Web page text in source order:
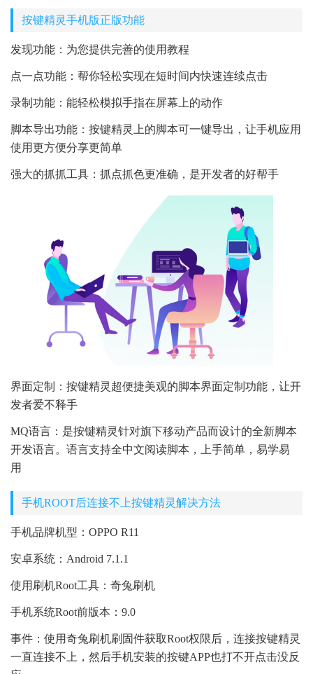
按键精灵手机版正版功能
发现功能：为您提供完善的使用教程
点一点功能：帮你轻松实现在短时间内快速连续点击
录制功能：能轻松模拟手指在屏幕上的动作
脚本导出功能：按键精灵上的脚本可一键导出，让手机应用
使用更方便分享更简单
强大的抓抓工具：抓点抓色更准确，是开发者的好帮手
界面定制：按键精灵超便捷美观的脚本界面定制功能，让开
发者爱不释手
MQ语言：是按键精灵针对旗下移动产品而设计的全新脚本
开发语言。语言支持全中文阅读脚本，上手简单，易学易
用
手机ROOT后连接不上按键精灵解决方法
手机品牌机型：OPPO R11
安卓系统：Android 7.1.1
使用刷机Root工具：奇兔刷机
手机系统Root前版本：9.0
事件：使用奇兔刷机刷固件获取Root权限后，连接按键精灵
一直连接不上，然后手机安装的按键APP也打不开点击没反